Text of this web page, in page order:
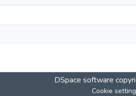
DSpace software
Cookie